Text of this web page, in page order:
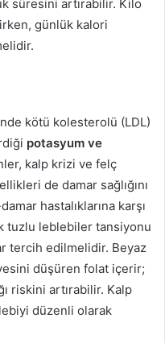
süresini artırabilir. Kilo
günlük kalori
kötü kolesterolü (LDL)
potasyum ve
kalp krizi ve felç
de damar sağlığını
hastalıklarına karşı
tuzlu leblebiler tansiyonu
tercih edilmelidir. Beyaz
düşüren folat içerir;
riskini artırabilir. Kalp
düzenli olarak